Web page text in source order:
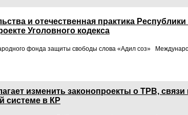
и отечественная практика
Уголовного кодекса
фонда защиты свободы слова «Адил соз»
изменить законопроекты о ТРВ,
системе в КР